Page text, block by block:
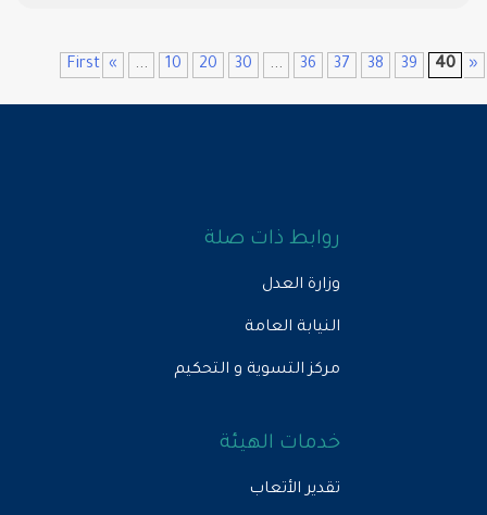
20 40
روابط ذات صلة
وزارة العدل
النيابة العامة
مركز التسوية و التحكيم
خدمات الهيئة
تقدير الأتعاب